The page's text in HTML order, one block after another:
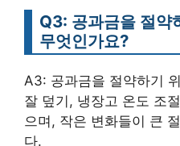
Q3: 공과금을 절약
무엇인가요?
A3: 공과금을 절약하기
잘 덮기, 냉장고 온도 조
으며, 작은 변화들이 큰
다.